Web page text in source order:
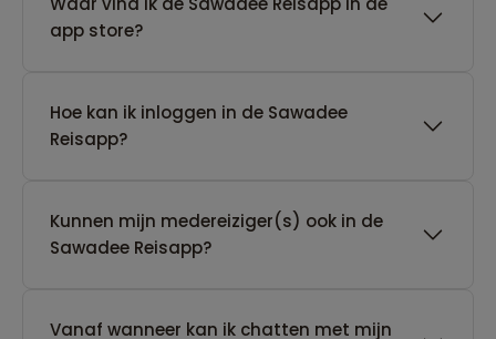
app store?
Hoe kan ik inloggen in de Sawadee
Reisapp?
Kunnen mijn medereiziger(s) ook in de
Sawadee Reisapp?
Vanaf wanneer kan ik chatten met mijn